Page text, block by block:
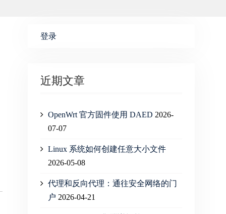
登录
近期文章
OpenWrt 官方固件使用 DAED 2026-
07-07
Linux 系统如何创建任意大小文件
2026-05-08
代理和反向代理：通往安全网络的门
户 2026-04-21